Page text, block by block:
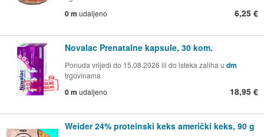
0 m udaljeno 6,25 €
Novalac Prenatalne kapsule, 30 kom.
Ponuda vrijedi do 15.08.2026 ili do isteka zaliha u dm
trgovinama
0 m udaljeno 18,95 €
Weider 24% proteinski keks američki keks, 90 g